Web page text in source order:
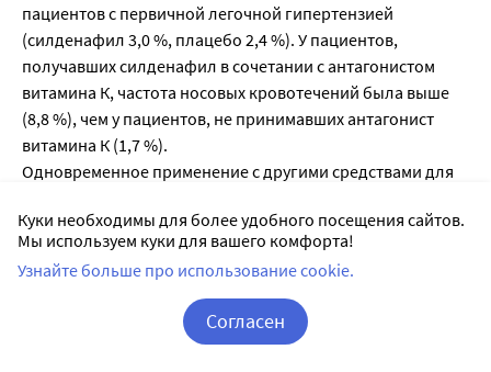
пациентов с первичной легочной гипертензией
(силденафил 3,0 %, плацебо 2,4 %). У пациентов,
получавших силденафил в сочетании с антагонистом
витамина К, частота носовых кровотечений была выше
(8,8 %), чем у пациентов, не принимавших антагонист
витамина К (1,7 %).
Одновременное применение с другими средствами для
Безопасность и эффективность препарата Визарсин®
одновременно с другими ингибиторами ФДЭ5 или
другими препаратами для лечения легочной
гипертензии, содержащими силденафил или другими
средствами лечения нарушений эрекции не изучались,
Куки необходимы для более удобного посещения сайтов.
Мы используем куки для вашего комфорта!
Узнайте больше про использование cookie.
Согласен